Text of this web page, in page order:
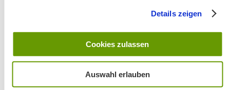
Details zeigen
Cookies zulassen
Auswahl erlauben